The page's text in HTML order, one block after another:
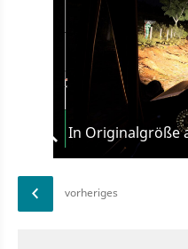
In Originalgröße
vorheriges